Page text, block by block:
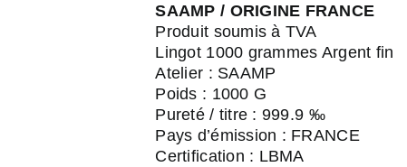
SAAMP / ORIGINE FRANCE
Produit soumis à TVA
Lingot 1000 grammes Argent fin
Atelier : SAAMP
Poids : 1000 G
Pureté / titre : 999.9 ‰
Pays d’émission : FRANCE
Certification : LBMA